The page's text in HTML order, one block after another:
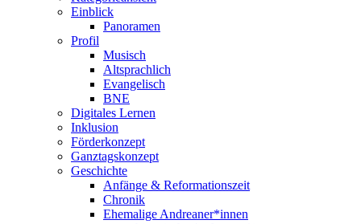
Einblick
Panoramen
Profil
Musisch
Altsprachlich
Evangelisch
BNE
Digitales Lernen
Inklusion
Förderkonzept
Ganztagskonzept
Geschichte
Anfänge & Reformationszeit
Chronik
Ehemalige Andreaner*innen